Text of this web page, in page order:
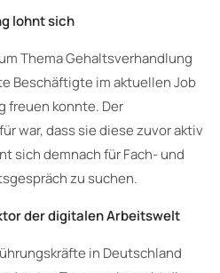
lohnt sich
Thema Gehaltsverhandlung
Beschäftigte im aktuellen Job
freuen konnte. Der
war, dass sie diese zuvor aktiv
sich demnach für Fach- und
zu suchen.
der digitalen Arbeitswelt
in Deutschland